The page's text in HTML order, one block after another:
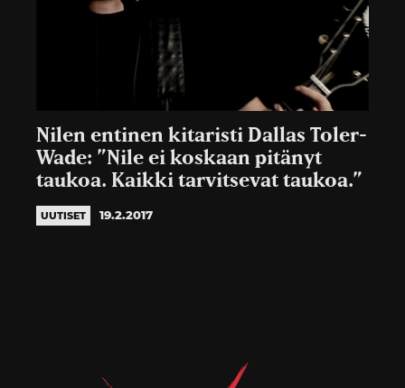
Nilen entinen kitaristi Dallas Toler-
Wade: ”Nile ei koskaan pitänyt
taukoa. Kaikki tarvitsevat taukoa.”
UUTISET 19.2.2017